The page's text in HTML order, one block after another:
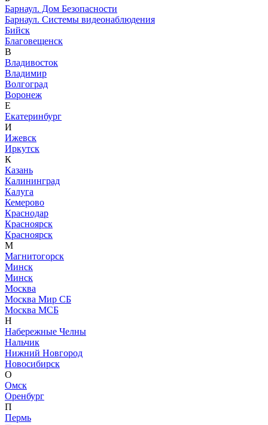
Барнаул. Дом Безопасности
Барнаул. Системы видеонаблюдения
Бийск
Благовещенск
В
Владивосток
Владимир
Волгоград
Воронеж
Е
Екатеринбург
И
Ижевск
Иркутск
К
Казань
Калининград
Калуга
Кемерово
Краснодар
Красноярск
Красноярск
М
Магнитогорск
Минск
Минск
Москва
Москва Мир СБ
Москва МСБ
Н
Набережные Челны
Нальчик
Нижний Новгород
Новосибирск
О
Омск
Оренбург
П
Пермь